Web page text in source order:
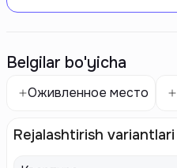
Belgilar bo'yicha
Оживленное место
Rejalashtirish variantlari